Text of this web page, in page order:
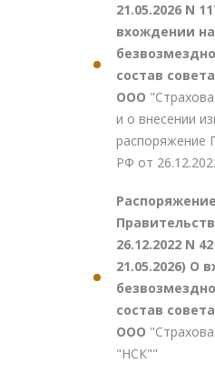
21.05.2026 N
вхождении на
состав
ООО
и о внесении
распоряжение
РФ от
Распоряжение
26.12.2022 N
21.05.2026) О
состав
ООО
"НСК""